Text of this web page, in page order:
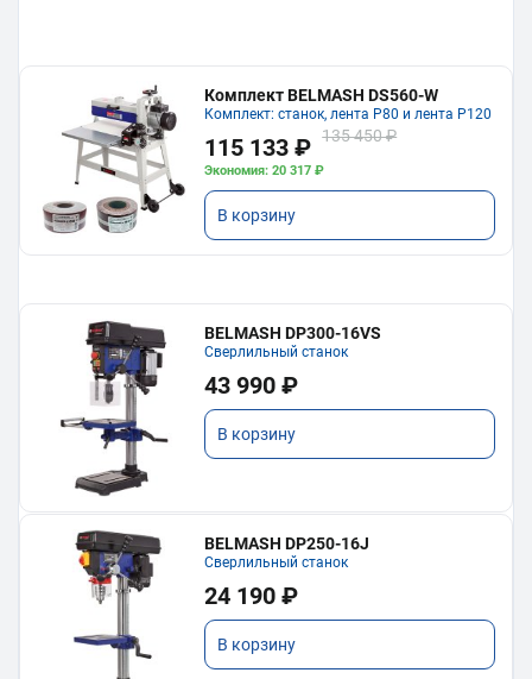
Комплект BELMASH DS560-W
Комплект: станок, лента P80 и лента P120
115 133 ₽ 135 450 ₽
Экономия: 20 317 ₽
В корзину
BELMASH DP300-16VS
Сверлильный станок
43 990 ₽
В корзину
BELMASH DP250-16J
Сверлильный станок
24 190 ₽
В корзину